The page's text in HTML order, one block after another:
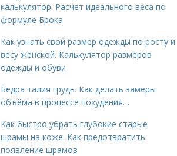
калькулятор. Расчет идеального веса по
формуле Брока
Как узнать свой размер одежды по росту и
весу женской. Калькулятор размеров
одежды и обуви
Бедра талия грудь. Как делать замеры
объёма в процессе похудения…
Как быстро убрать глубокие старые
шрамы на коже. Как предотвратить
появление шрамов